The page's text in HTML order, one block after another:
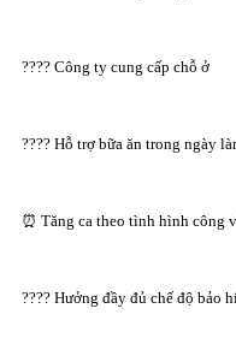
???? Công ty cung cấp chỗ ở
???? Hỗ trợ bữa ăn trong ngày
⏰ Tăng ca theo tình hình công
???? Hưởng đầy đủ chế độ bảo